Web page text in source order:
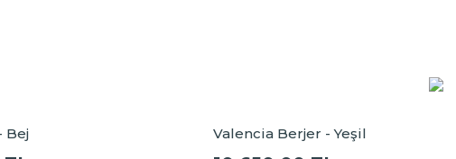
Bej Valencia Berjer - Yeşil